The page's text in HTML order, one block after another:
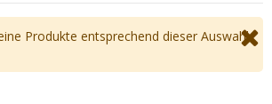
Produkte entsprechend dieser Auswahl